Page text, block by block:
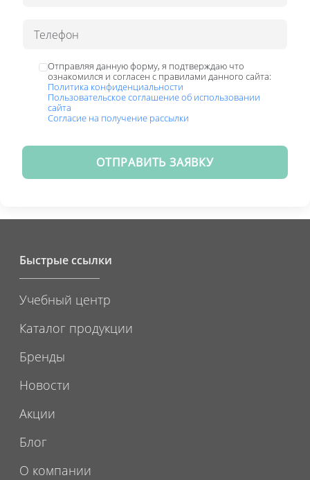
Отправляя данную форму, я подтверждаю что
ознакомился и согласен с правилами данного сайта:
Политика конфиденциальности
Пользовательское соглашение об использовании
сайта
Согласие на получение рассылки
ОТПРАВИТЬ ЗАЯВКУ
Быстрые ссылки
Учебный центр
Каталог продукции
Бренды
Новости
Акции
Блог
О компании